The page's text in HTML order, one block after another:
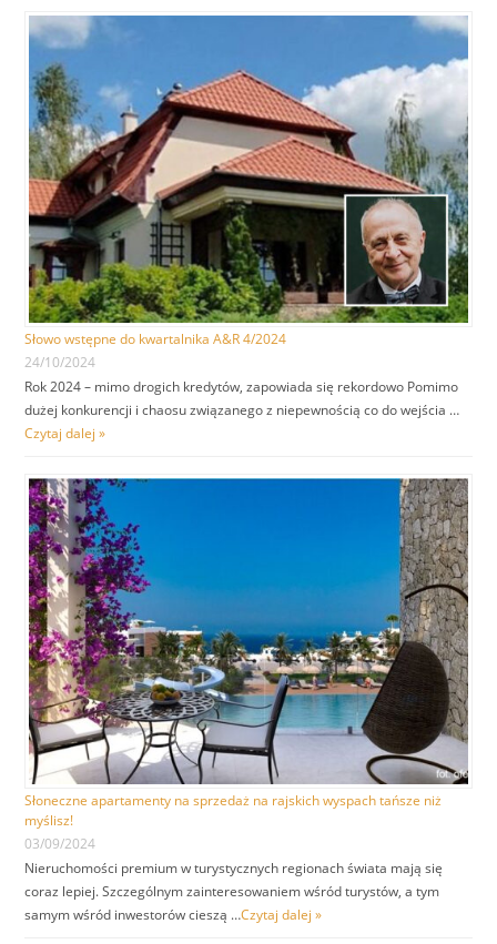
Słowo wstępne do kwartalnika A&R 4/2024
24/10/2024
Rok 2024 – mimo drogich kredytów, zapowiada się rekordowo Pomimo
dużej konkurencji i chaosu związanego z niepewnością co do wejścia …
Czytaj dalej »
Słoneczne apartamenty na sprzedaż na rajskich wyspach tańsze niż
myślisz!
03/09/2024
Nieruchomości premium w turystycznych regionach świata mają się
coraz lepiej. Szczególnym zainteresowaniem wśród turystów, a tym
samym wśród inwestorów cieszą …Czytaj dalej »